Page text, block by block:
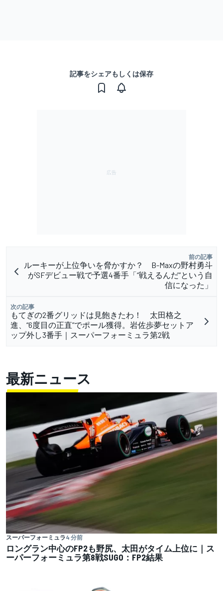
記事をシェアもしくは保存
前の記事
ルーキーが上位争いを脅かすか？ B-Maxの野村勇斗
がSFデビュー戦で予選4番手「“戦えるんだ”という自
信になった」
次の記事
もてぎの2番グリッドは見飽きたわ！ 太田格之
進、“6度目の正直”でポール獲得。岩佐歩夢セットア
ップ外し3番手｜スーパーフォーミュラ第2戦
最新ニュース
スーパーフォーミュラ4 分前
ロングラン中心のFP2も野尻、太田がタイム上位に｜ス
ーパーフォーミュラ第8戦SUGO：FP2結果